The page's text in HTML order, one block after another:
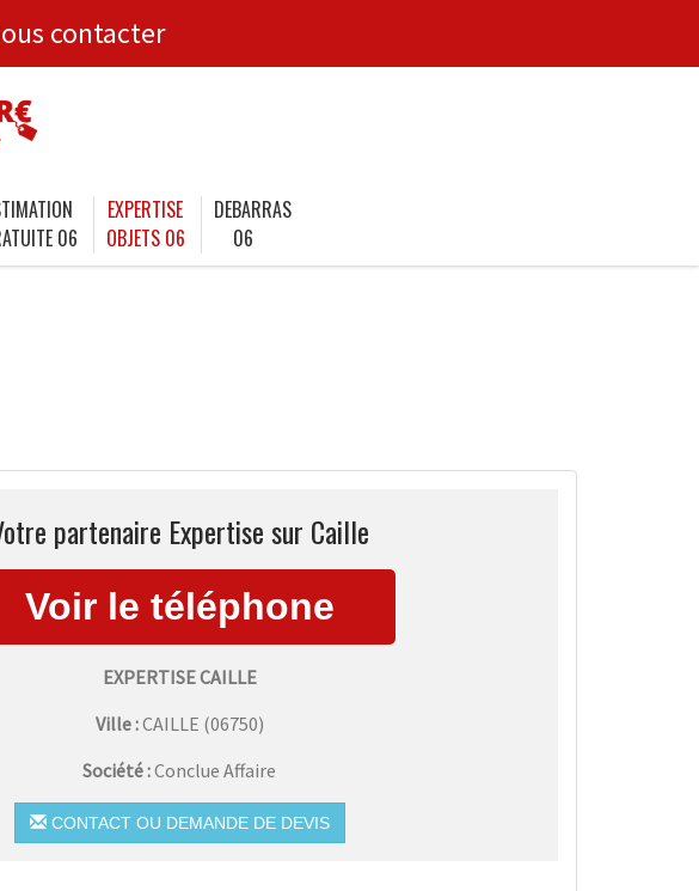
contacter
06
EXPERTISE
OBJETS 06
DEBARRAS
06
partenaire Expertise sur Caille
EXPERTISE CAILLE
Ville :CAILLE (06750)
Société :Conclue Affaire
CONTACT OU DEMANDE DE DEVIS